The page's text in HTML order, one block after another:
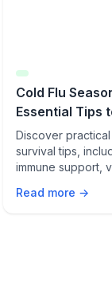
Cold Flu
Essential Tips
Seasonal
Healthy
Discover
survival tips,
immune support,
during flu season.
Read more →